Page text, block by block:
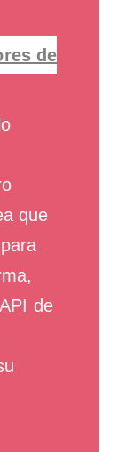
de
que
de